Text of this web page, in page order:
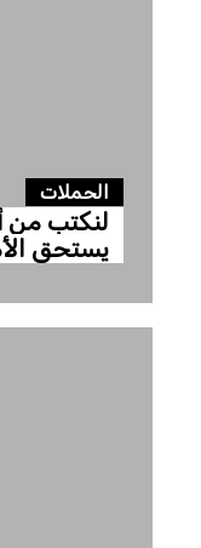
الحملات
لنكتب من
يستحق